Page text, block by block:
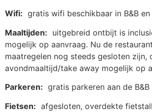
Wifi: gratis wifi beschikbaar in B&B
Maaltijden: uitgebreid ontbijt is
mogelijk op aanvraag. Nu de
maatregelen nog steeds gesloten zijn,
avondmaaltijd/take away mogelijk op
Parkeren: gratis parkeren aan de B&B
Fietsen: afgesloten, overdekte